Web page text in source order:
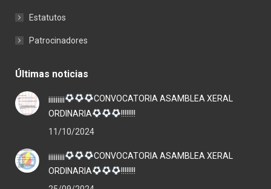
Estatutos
Patrocinadores
Últimas noticias
¡¡¡¡¡¡¡¡¡
CONVOCATORIA ASAMBLEA XERAL
ORDINARIA
!!!!!!!!
11/10/2024
¡¡¡¡¡¡¡¡¡
CONVOCATORIA ASAMBLEA XERAL
ORDINARIA
!!!!!!!!